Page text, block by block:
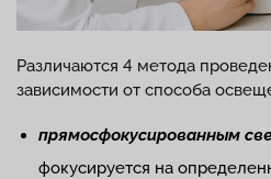
Различаются 4 метода
зависимости от способа
прямосфокусированным
фокусируется на